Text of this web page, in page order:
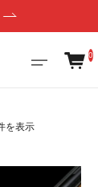
0
を表示